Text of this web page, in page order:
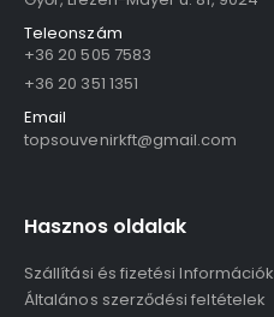
Teleonszám
+36 20 505 7583
+36 20 351 1351
Email
topsouvenirkft@gmail.com
Hasznos oldalak
Szállítási és fizetési Információk
Általános szerződési feltételek